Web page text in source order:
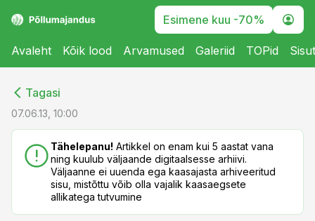
Esimene kuu -70%
Avaleht Kõik lood Arvamused Galeriid TOPid
Tagasi
07.06.13, 10:00
Tähelepanu! Artikkel on enam kui 5 aastat vana
ning kuulub väljaande digitaalsesse arhiivi.
Väljaanne ei uuenda ega kaasajasta arhiveeritud
sisu, mistõttu võib olla vajalik kaasaegsete
allikatega tutvumine